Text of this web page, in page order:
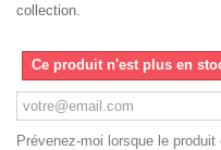
collection.
Ce produit n'est plus en
Prévenez-moi lorsque le